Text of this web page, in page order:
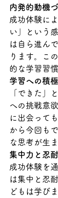
内発的動機
成功体験に
い」という
は自ら進ん
ります。こ
的な学習習
学習への積
「できた」
への挑戦意
に出会って
から今回も
な思考が生
集中力と忍
成功体験を
は集中と忍
どもは学び